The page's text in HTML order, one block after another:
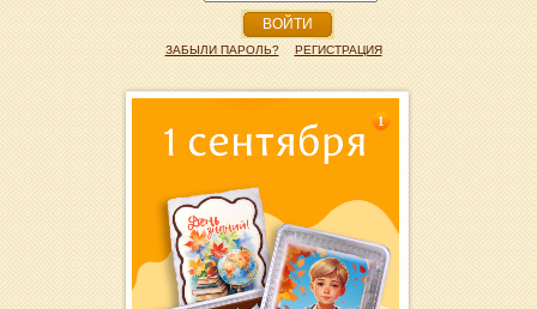
ВОЙТИ
ЗАБЫЛИ ПАРОЛЬ? РЕГИСТРАЦИЯ
1